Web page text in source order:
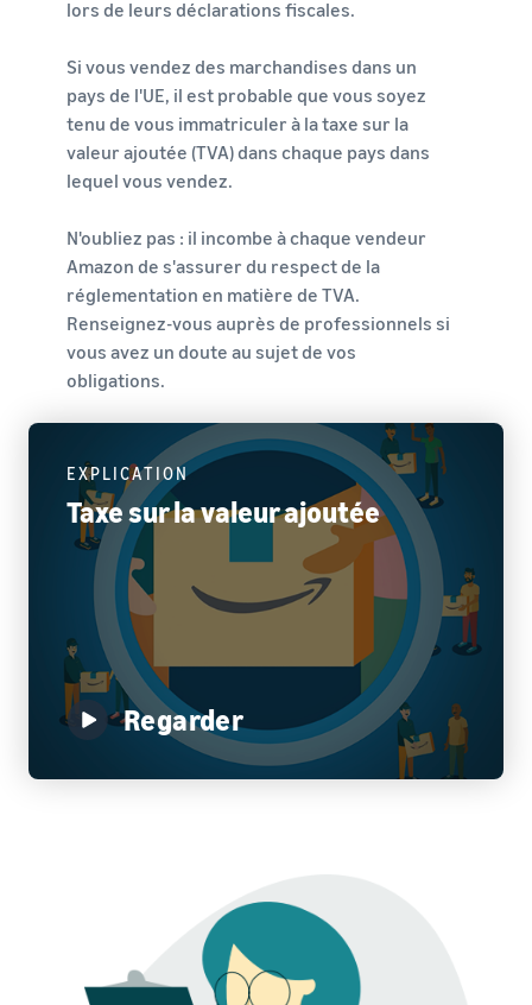
Externalisez l'expédition, les
Registre des marques
Lancez votre marque avec
Amazon
Incitations
pour les
nouveaux
vendeurs
qui utilisent
nouveau
vendeur
peuvent
bénéficier de
plus de 47
d'incitations
destinées aux
nouveaux
vendeurs
Réduisez
vos frais
d'expédition
produits à
bas prix
tarifs Prix bas
Expédié par
Amazon pour les
produits éligibles
inférieur ou égal à
€20.
les boutiques Amazon
Découvrez toutes les
marketplaces Amazon
européennes disponibles et
comment vous développer
grâce aux programmes
Expédié par Amazon
Atteignez
les
clients
Amazon
dans le
monde
entier
Commencez à
vendre aux
Amériques,
en Europe, en
Asie-
Pacifique, au
Moyen-Orient
et en Afrique
Calculateur
de ventes
Calculateur
de ventes
Calculez les
coûts d'un
comparez les
méthodes
d'expédition
lors de leurs déclarations fiscales.
Si vous vendez des marchandises dans un
pays de l'UE, il est probable que vous soyez
tenu de vous immatriculer à la taxe sur la
valeur ajoutée (TVA) dans chaque pays dans
lequel vous vendez.
N'oubliez pas : il incombe à chaque vendeur
Amazon de s'assurer du respect de la
réglementation en matière de TVA.
Renseignez-vous auprès de professionnels si
vous avez un doute au sujet de vos
obligations.
EXPLICATION
Taxe sur la valeur ajoutée
Regarder